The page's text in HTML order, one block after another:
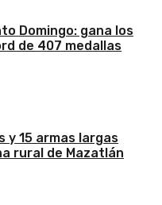
Domingo: gana los
de 407 medallas
y 15 armas largas
rural de Mazatlán